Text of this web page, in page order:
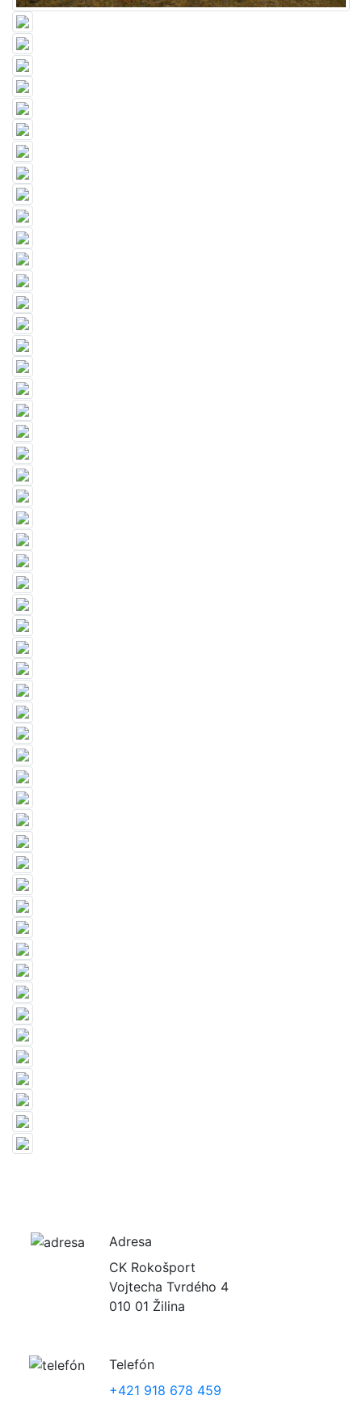
Adresa
CK Rokošport
Vojtecha Tvrdého 4
010 01 Žilina
Telefón
+421 918 678 459